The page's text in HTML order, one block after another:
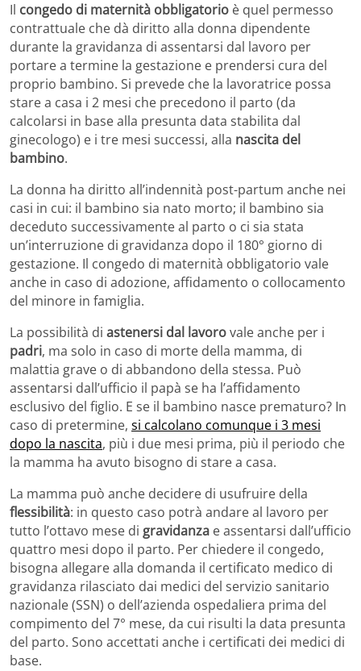
Il congedo di maternità obbligatorio è quel permesso
contrattuale che dà diritto alla donna dipendente
durante la gravidanza di assentarsi dal lavoro per
portare a termine la gestazione e prendersi cura del
proprio bambino. Si prevede che la lavoratrice possa
stare a casa i 2 mesi che precedono il parto (da
calcolarsi in base alla presunta data stabilita dal
ginecologo) e i tre mesi successi, alla nascita del
bambino.
La donna ha diritto all’indennità post-partum anche nei
casi in cui: il bambino sia nato morto; il bambino sia
deceduto successivamente al parto o ci sia stata
un’interruzione di gravidanza dopo il 180° giorno di
gestazione. Il congedo di maternità obbligatorio vale
anche in caso di adozione, affidamento o collocamento
del minore in famiglia.
La possibilità di astenersi dal lavorovale anche per i
padri, ma solo in caso di morte della mamma, di
malattia grave o di abbandono della stessa. Può
assentarsi dall’ufficio il papà se ha l’affidamento
esclusivo del figlio. E se il bambino nasce prematuro? In
caso di pretermine, si calcolano comunque i 3 mesi
dopo la nascita, più i due mesi prima, più il periodo che
la mamma ha avuto bisogno di stare a casa.
La mamma può anche decidere di usufruire della
flessibilità: in questo caso potrà andare al lavoro per
tutto l’ottavo mese di gravidanza e assentarsi dall’ufficio
quattro mesi dopo il parto. Per chiedere il congedo,
bisogna allegare alla domanda il certificato medico di
gravidanza rilasciato dai medici del servizio sanitario
nazionale (SSN) o dell’azienda ospedaliera prima del
compimento del 7° mese, da cui risulti la data presunta
del parto. Sono accettati anche i certificati dei medici di
base.